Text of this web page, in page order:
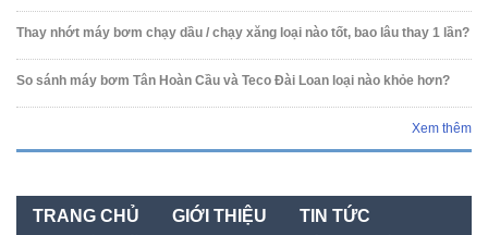
Thay nhớt máy bơm chạy dầu / chạy xăng loại nào tốt, bao lâu thay 1 lần?
So sánh máy bơm Tân Hoàn Cầu và Teco Đài Loan loại nào khỏe hơn?
Xem thêm
TRANG CHỦ GIỚI THIỆU
TIN TỨC